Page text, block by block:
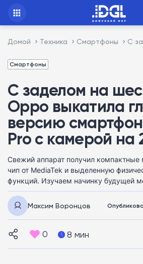
Домой Техника Смартфоны С
Смартфоны
С заделом на
Oppo выкатила
версию
Pro с камерой на
Свежий аппарат получил компактные
чип от MediaTek и выделенную
функций. Изучаем начинку будущей
Максим Воронцов
0 8 мин